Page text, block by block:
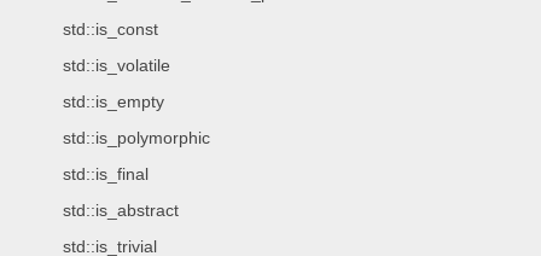
std::is_const
std::is_volatile
std::is_empty
std::is_polymorphic
std::is_final
std::is_abstract
std::is_trivial